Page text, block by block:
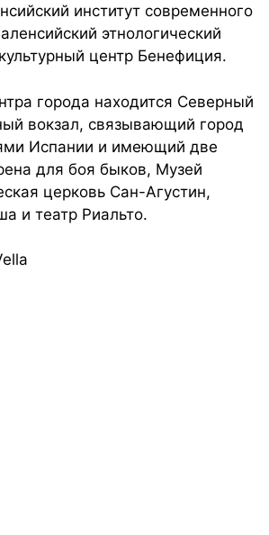
институт современного
этнологический
центр Бенефиция.
города находится Северный
вокзал, связывающий город
Испании и имеющий две
для боя быков, Музей
церковь Сан-Агустин,
и театр Риальто.